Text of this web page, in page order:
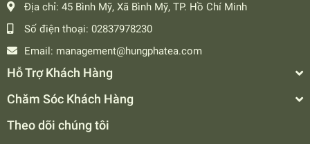
Địa chỉ: 45 Bình Mỹ, Xã Bình Mỹ, TP. Hồ Chí Minh
Số điện thoại: 02837978230
Email: management@hungphatea.com
Hỗ Trợ Khách Hàng
Chăm Sóc Khách Hàng
Theo dõi chúng tôi